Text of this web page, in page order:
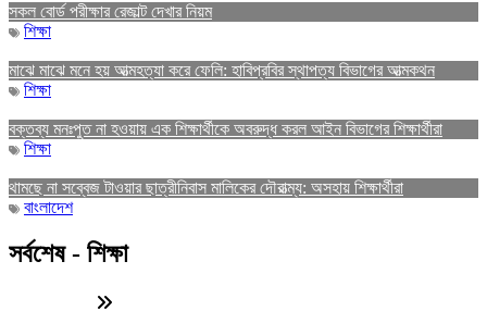
সকল বোর্ড পরীক্ষার রেজাল্ট দেখার নিয়ম
শিক্ষা
মাঝে মাঝে মনে হয় আত্মহত্যা করে ফেলি: হাবিপ্রবির স্থাপত্য বিভাগের আত্মকথন
শিক্ষা
বক্তব্য মনঃপুত না হওয়ায় এক শিক্ষার্থীকে অবরুদ্ধ করল আইন বিভাগের শিক্ষার্থীরা
শিক্ষা
থামছে না সব্বেজ টাওয়ার ছাত্রীনিবাস মালিকের দৌরাত্ম্য: অসহায় শিক্ষার্থীরা
বাংলাদেশ
সর্বশেষ - শিক্ষা